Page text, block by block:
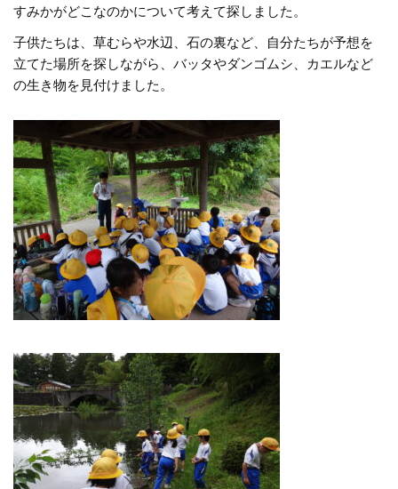
すみかがどこなのかについて考えて探しました。
子供たちは、草むらや水辺、石の裏など、自分たちが予想を
立てた場所を探しながら、バッタやダンゴムシ、カエルなど
の生き物を見付けました。